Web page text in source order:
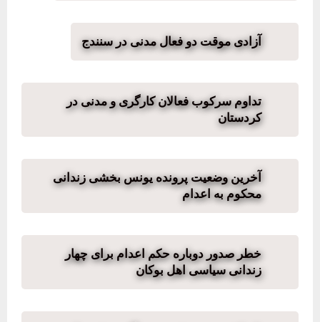
آزادی موقت دو فعال مدنی در سنندج
تداوم سرکوب فعالان کارگری و مدنی در
کردستان
آخرین وضعیت پرونده یونس بخشی زندانی
محکوم به اعدام
خطر صدور دوباره حکم اعدام برای چهار
زندانی سیاسی اهل بوکان